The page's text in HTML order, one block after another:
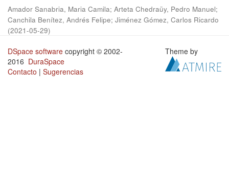
Amador Sanabria, Maria Camila; Arteta Chedraüy, Pedro Manuel;
Canchila Benítez, Andrés Felipe; Jiménez Gómez, Carlos Ricardo
(2021-05-29)
DSpace software copyright © 2002-
2016 DuraSpace
Contacto | Sugerencias
Theme by